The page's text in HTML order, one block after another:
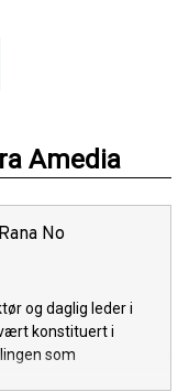
Amedia
No
og daglig leder i
konstituert i
som